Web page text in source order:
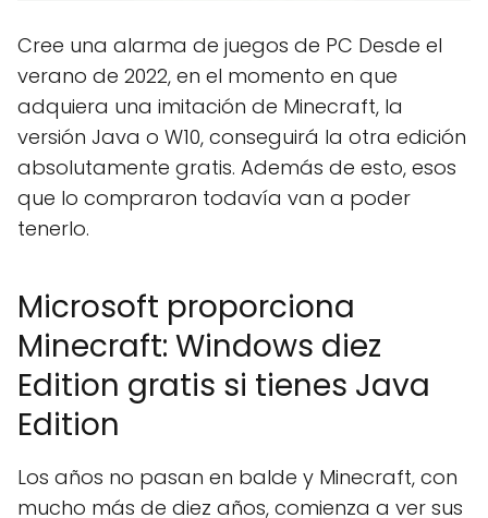
Cree una alarma de juegos de PC Desde el
verano de 2022, en el momento en que
adquiera una imitación de Minecraft, la
versión Java o W10, conseguirá la otra edición
absolutamente gratis. Además de esto, esos
que lo compraron todavía van a poder
tenerlo.
Microsoft proporciona
Minecraft: Windows diez
Edition gratis si tienes Java
Edition
Los años no pasan en balde y Minecraft, con
mucho más de diez años, comienza a ver sus